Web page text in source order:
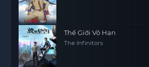
Thế Giới Vô Hạn
The Infinitors